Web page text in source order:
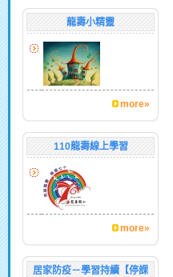
龍壽小精靈
more»
110龍壽線上學習
more»
居家防疫－學習持續【停課